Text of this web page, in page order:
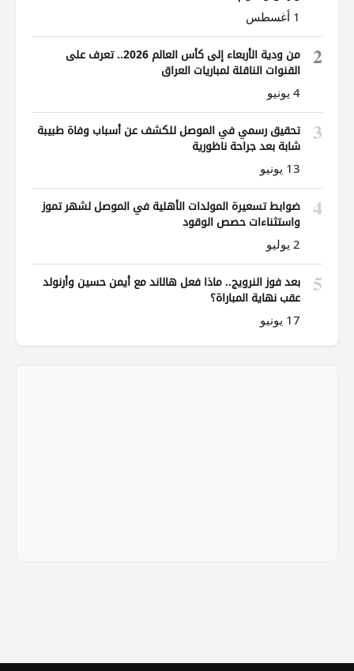
1 أغسطس
2
من ودية الأربعاء إلى كأس العالم 2026.. تعرف على
القنوات الناقلة لمباريات العراق
4 يونيو
3
تحقيق رسمي في الموصل للكشف عن أسباب وفاة طبيبة
شابة بعد جراحة ناظورية
13 يونيو
4
ضوابط تسعيرة المولدات الأهلية في الموصل لشهر تموز
واستثناءات حصص الوقود
2 يوليو
5
بعد فوز النرويج.. ماذا فعل هالاند مع أيمن حسين وأرنولد
عقب نهاية المباراة؟
17 يونيو